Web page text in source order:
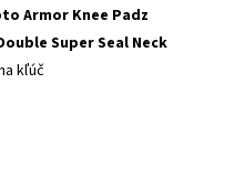
Armor Knee Padz
Super Seal Neck
kľúč